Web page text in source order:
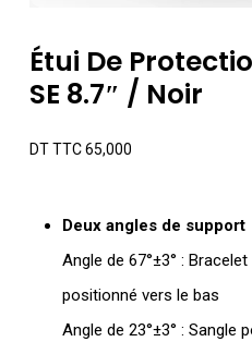
Étui De
SE 8.7″ / Noir
DT TTC65,000
Deux angles de support
Angle de 67°±3° : Bracelet
positionné vers le bas
Angle de 23°±3° : Sangle